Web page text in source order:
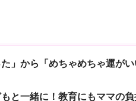
」から「めちゃめちゃ運が
と一緒に！教育にもママの